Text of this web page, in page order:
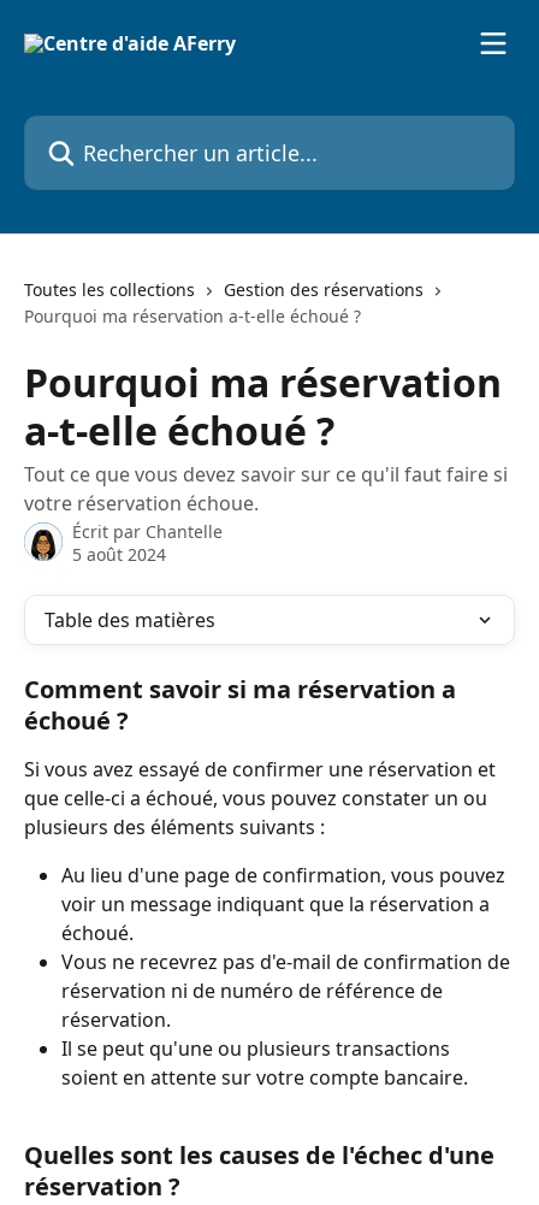
Rechercher un article...
Toutes les collections
Gestion des réservations
Pourquoi ma réservation a-t-elle échoué ?
Pourquoi ma réservation
a-t-elle échoué ?
Tout ce que vous devez savoir sur ce qu'il faut faire si
votre réservation échoue.
Écrit par Chantelle
5 août 2024
Table des matières
Comment savoir si ma réservation a
échoué ?
Si vous avez essayé de confirmer une réservation et
que celle-ci a échoué, vous pouvez constater un ou
plusieurs des éléments suivants :
Au lieu d'une page de confirmation, vous pouvez
voir un message indiquant que la réservation a
échoué.
Vous ne recevrez pas d'e-mail de confirmation de
réservation ni de numéro de référence de
réservation.
Il se peut qu'une ou plusieurs transactions
soient en attente sur votre compte bancaire.
Quelles sont les causes de l'échec d'une
réservation ?